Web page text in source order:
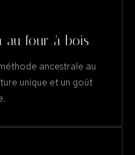
au four à bois
ancestrale au
unique et un goût